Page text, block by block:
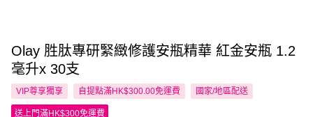
Olay 胜肽專研緊緻修護安瓶精華 紅金安瓶 1.2
毫升x 30支
VIP尊享獨享 自提點滿HK$300.00免運費 國家/地區配送
送上門滿HK$300免運費